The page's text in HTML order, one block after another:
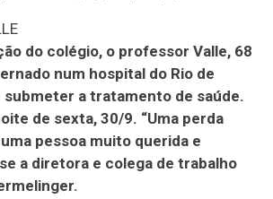
do colégio, o professor Valle, 68
num hospital do Rio de
submeter a tratamento de saúde.
de sexta, 30/9. “Uma perda
pessoa muito querida e
a diretora e colega de trabalho